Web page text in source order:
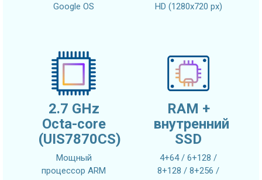
Google OS
HD (1280x720 px)
2.7 GHz
Octa-core
(UIS7870CS)
Мощный
процессор ARM
RAM +
внутренний
SSD
4+64 / 6+128 /
8+128 / 8+256 /